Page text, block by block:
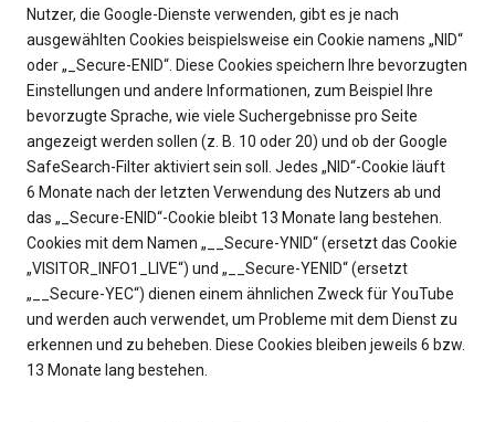
Nutzer, die Google-Dienste verwenden, gibt es je nach
ausgewählten Cookies beispielsweise ein Cookie namens „NID“
oder „_Secure-ENID“. Diese Cookies speichern Ihre bevorzugten
Einstellungen und andere Informationen, zum Beispiel Ihre
bevorzugte Sprache, wie viele Suchergebnisse pro Seite
angezeigt werden sollen (z. B. 10 oder 20) und ob der Google
SafeSearch-Filter aktiviert sein soll. Jedes „NID“-Cookie läuft
6 Monate nach der letzten Verwendung des Nutzers ab und
das „_Secure-ENID“-Cookie bleibt 13 Monate lang bestehen.
Cookies mit dem Namen „__Secure-YNID“ (ersetzt das Cookie
„VISITOR_INFO1_LIVE“) und „__Secure-YENID“ (ersetzt
„__Secure-YEC“) dienen einem ähnlichen Zweck für YouTube
und werden auch verwendet, um Probleme mit dem Dienst zu
erkennen und zu beheben. Diese Cookies bleiben jeweils 6 bzw.
13 Monate lang bestehen.